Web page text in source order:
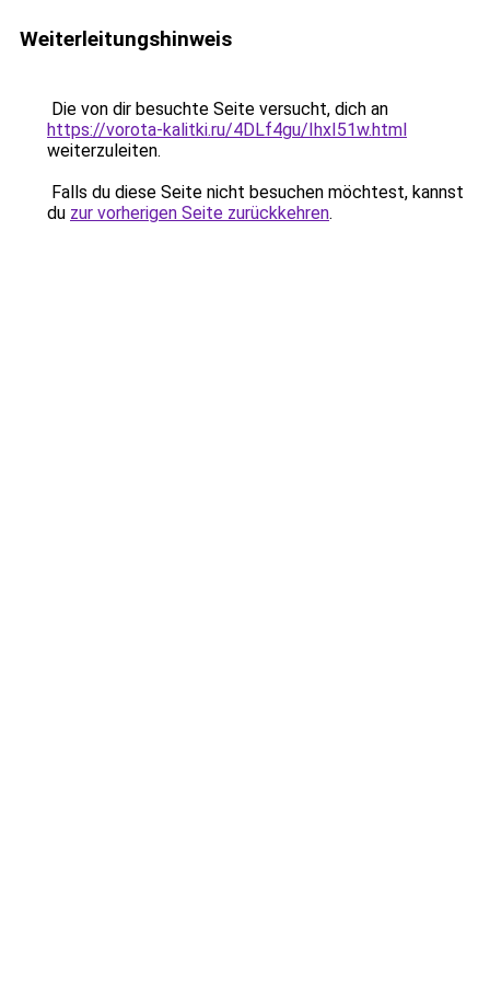
Weiterleitungshinweis
Die von dir besuchte Seite versucht, dich an
https://vorota-kalitki.ru/4DLf4gu/IhxI51w.html
weiterzuleiten.
Falls du diese Seite nicht besuchen möchtest, kannst
du zur vorherigen Seite zurückkehren.